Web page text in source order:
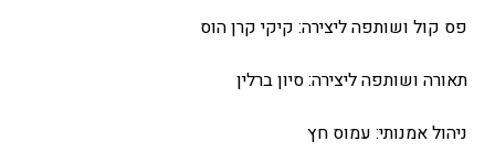
פס קול ושותפה ליצירה: קיקי קרן הוס
תאורה ושותפה ליצירה: סיון ברלין
ניהול אמנותי: עמוס חץ